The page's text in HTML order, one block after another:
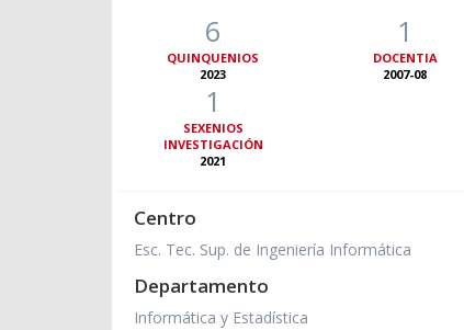
6
QUINQUENIOS
2023
1
DOCENTIA
2007-08
1
SEXENIOS
INVESTIGACIÓN
2021
Centro
Esc. Tec. Sup. de Ingeniería Informática
Departamento
Informática y Estadística